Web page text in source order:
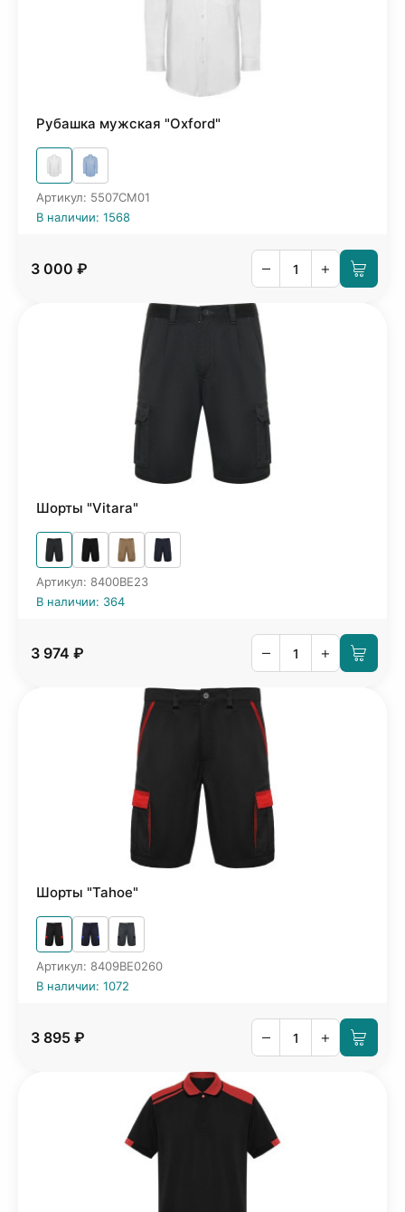
Рубашка мужская "Oxford"
Артикул: 5507CM01
В наличии: 1568
3 000 ₽ – +
Шорты "Vitara"
Артикул: 8400BE23
В наличии: 364
3 974 ₽ – +
Шорты "Tahoe"
Артикул: 8409BE0260
В наличии: 1072
3 895 ₽ – +